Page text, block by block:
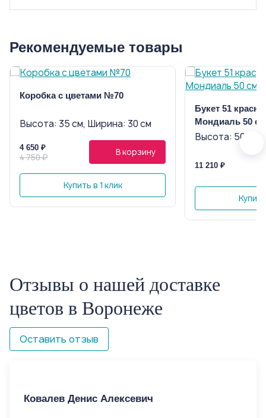
Рекомендуемые товары
Коробка с цветами №70
Высота: 35 см, Ширина: 30 см
4 650 ₽
4 750 ₽ В корзину
Купить в 1 клик
Букет 51
Мондиаль 50 см
Высота: 50 см,
11 210 ₽
Отзывы о нашей доставке
цветов в Воронеже
Оставить отзыв
Ковалев Денис Алексевич